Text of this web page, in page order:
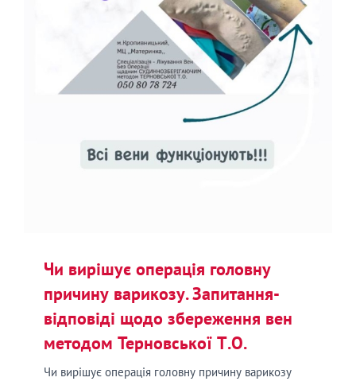
Чи вирішує операція головну
причину варикозу. Запитання-
відповіді щодо збереження вен
методом Терновської Т.О.
Чи вирішує операція головну причину варикозу